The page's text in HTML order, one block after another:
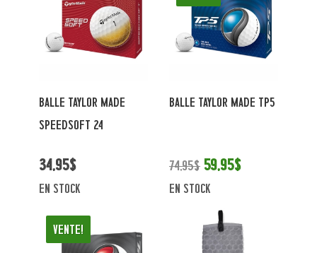
BALLE TAYLOR MADE
SPEEDSOFT 24
34,95$
en stock
BALLE TAYLOR MADE TP5
74,95$ 59,95$
en stock
Vente!